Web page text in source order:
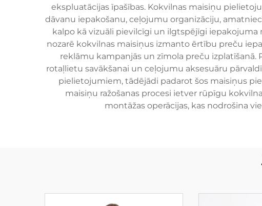
ekspluatācijas īpašības. Kokvilnas maisiņu
dāvanu iepakošanu, ceļojumu organizāciju,
kalpo kā vizuāli pievilcīgi un ilgtspējīgi
nozarē kokvilnas maisiņus izmanto ērtību preču
reklāmu kampanjās un zīmola preču izplatīšanā.
rotaļlietu savākšanai un ceļojumu aksesuāru
pielietojumiem, tādējādi padarot šos maisiņus
maisiņu ražošanas procesi ietver rūpīgu
montāžas operācijas, kas nodrošina